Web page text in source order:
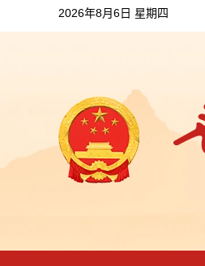
2026年8月6日 星期四